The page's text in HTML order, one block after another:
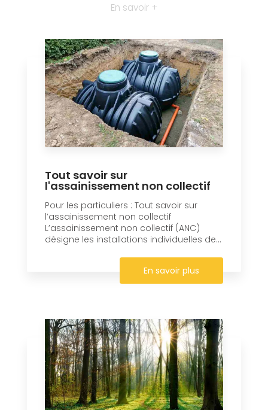
En savoir +
Tout savoir sur
l'assainissement non collectif
Pour les particuliers : Tout savoir sur
l’assainissement non collectif
L’assainissement non collectif (ANC)
désigne les installations individuelles de...
En savoir plus